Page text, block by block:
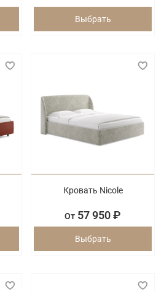
Выбрать
Кровать Nicole
От 57 950 ₽
Выбрать